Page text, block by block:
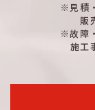
※見積
販
※故障
施工